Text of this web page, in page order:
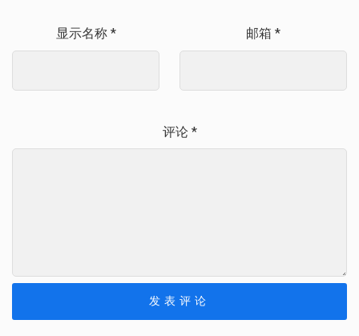
显示名称 * 邮箱 *
评论 *